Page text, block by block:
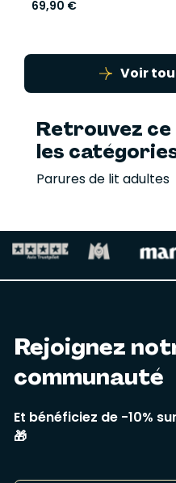
69,90 €
Voir
Retrouvez
les
Parures de lit adultes
Rejoignez
communauté
Et bénéficiez de -10%
🎁